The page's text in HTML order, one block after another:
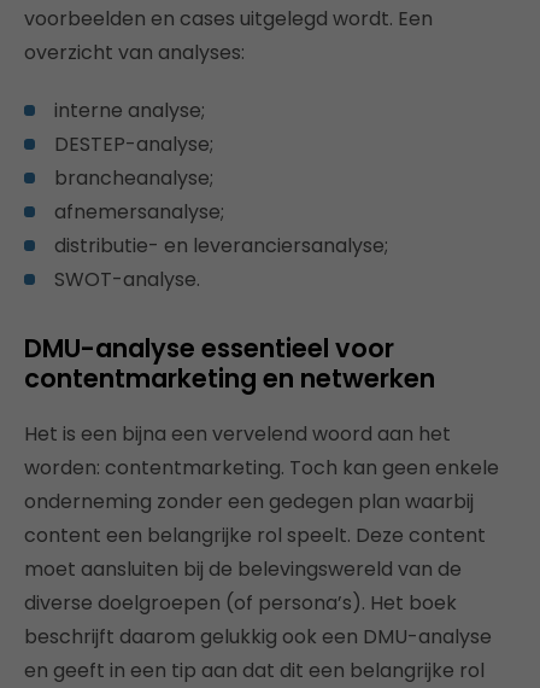
voorbeelden en cases uitgelegd wordt. Een
overzicht van analyses:
interne analyse;
DESTEP-analyse;
brancheanalyse;
afnemersanalyse;
distributie- en leveranciersanalyse;
SWOT-analyse.
DMU-analyse essentieel voor
contentmarketing en netwerken
Het is een bijna een vervelend woord aan het
worden: contentmarketing. Toch kan geen enkele
onderneming zonder een gedegen plan waarbij
content een belangrijke rol speelt. Deze content
moet aansluiten bij de belevingswereld van de
diverse doelgroepen (of persona’s). Het boek
beschrijft daarom gelukkig ook een DMU-analyse
en geeft in een tip aan dat dit een belangrijke rol